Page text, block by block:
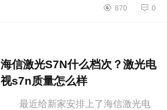
容易让人犯难，想着会不会还有更划
870 0
海信激光S7N什么档次？激光电
视s7n质量怎么样
最近给新家安排上了海信激光电